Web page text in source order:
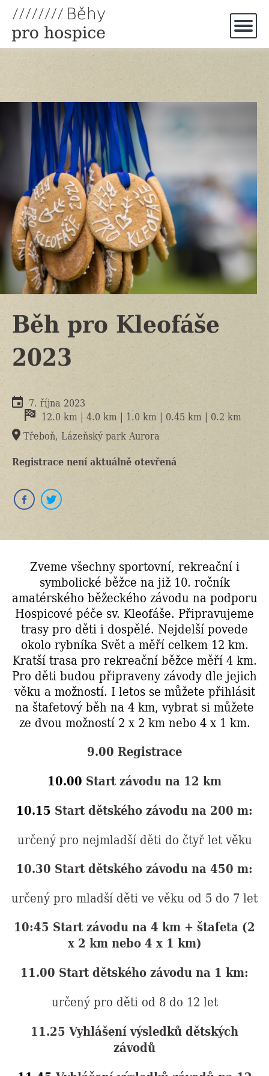
Běh pro Kleofáše
2023
7. října 2023
12.0 km | 4.0 km | 1.0 km | 0.45 km | 0.2 km
Třeboň, Lázeňský park Aurora
Registrace není aktuálně otevřená
Zveme všechny sportovní, rekreační i
symbolické běžce na již 10. ročník
amatérského běžeckého závodu na podporu
Hospicové péče sv. Kleofáše. Připravujeme
trasy pro děti i dospělé. Nejdelší povede
okolo rybníka Svět a měří celkem 12 km.
Kratší trasa pro rekreační běžce měří 4 km.
Pro děti budou připraveny závody dle jejich
věku a možností. I letos se můžete přihlásit
na štafetový běh na 4 km, vybrat si můžete
ze dvou možností 2 x 2 km nebo 4 x 1 km.
9.00 Registrace
10.00 Start závodu na 12 km
10.15 Start dětského závodu na 200 m:
určený pro nejmladší děti do čtyř let věku
10.30 Start dětského závodu na 450 m:
určený pro mladší děti ve věku od 5 do 7 let
10:45 Start závodu na 4 km + štafeta (2
x 2 km nebo 4 x 1 km)
11.00 Start dětského závodu na 1 km:
určený pro děti od 8 do 12 let
11.25 Vyhlášení výsledků dětských
závodů